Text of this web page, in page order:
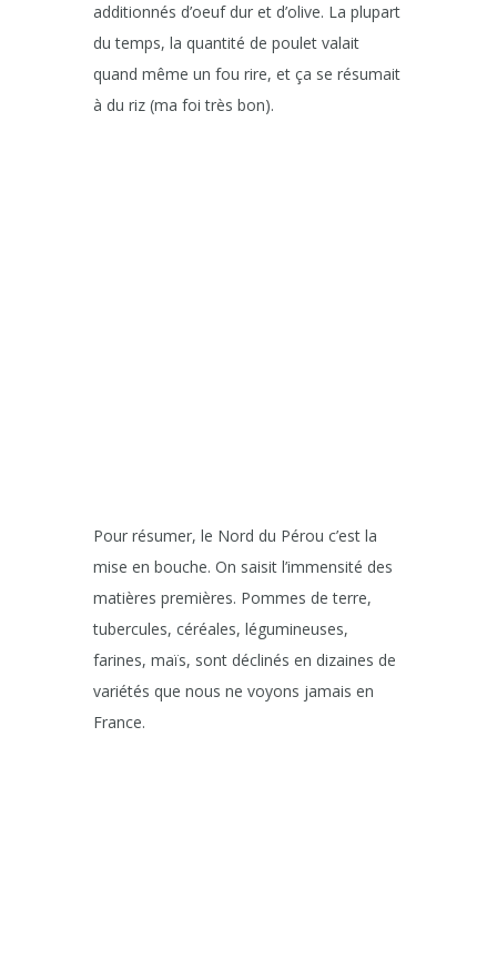
additionnés d’oeuf dur et d’olive. La plupart
du temps, la quantité de poulet valait
quand même un fou rire, et ça se résumait
à du riz (ma foi très bon).
Pour résumer, le Nord du Pérou c’est la
mise en bouche. On saisit l’immensité des
matières premières. Pommes de terre,
tubercules, céréales, légumineuses,
farines, maïs, sont déclinés en dizaines de
variétés que nous ne voyons jamais en
France.